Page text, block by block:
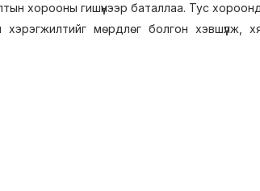
хорооны гишүүнээр баталлаа. Тус
мөрдлөг болгон хэвшүүлж,